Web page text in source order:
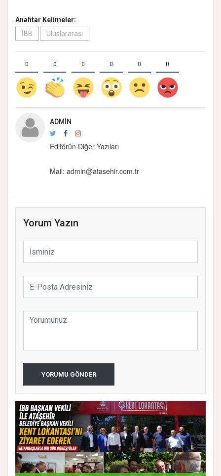
Anahtar Kelimeler:
İBB
Uluslararası
0 0 0 0 0 0
ADMIN
Editörün Diğer Yazıları
Mail: admin@atasehir.com.tr
Yorum Yazın
YORUMU GÖNDER